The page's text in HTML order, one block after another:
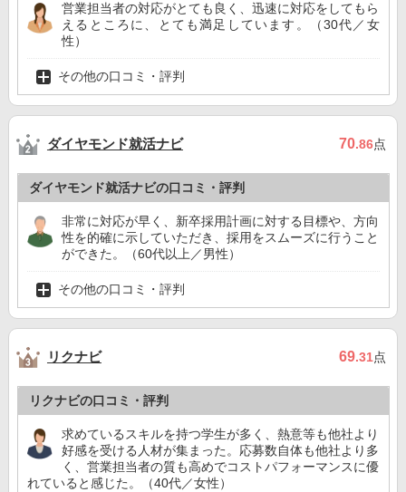
営業担当者の対応がとても良く、迅速に対応をしてもら
えるところに、とても満足しています。（30代／女
性）
その他の口コミ・評判
ダイヤモンド就活ナビ 70.86点
ダイヤモンド就活ナビの口コミ・評判
非常に対応が早く、新卒採用計画に対する目標や、方向
性を的確に示していただき、採用をスムーズに行うこと
ができた。（60代以上／男性）
その他の口コミ・評判
リクナビ 69.31点
リクナビの口コミ・評判
求めているスキルを持つ学生が多く、熱意等も他社より
好感を受ける人材が集まった。応募数自体も他社より多
く、営業担当者の質も高めでコストパフォーマンスに優
れていると感じた。（40代／女性）